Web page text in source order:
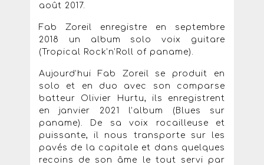
août 2017.
Fab Zoreil enregistre en septembre
2018 un album solo voix guitare
(Tropical Rock’n’Roll of paname).
Aujourd’hui Fab Zoreil se produit en
solo et en duo avec son comparse
batteur Olivier Hurtu, ils enregistrent
en janvier 2021 l’album (Blues sur
paname). De sa voix rocailleuse et
puissante, il nous transporte sur les
pavés de la capitale et dans quelques
recoins de son âme le tout servi par